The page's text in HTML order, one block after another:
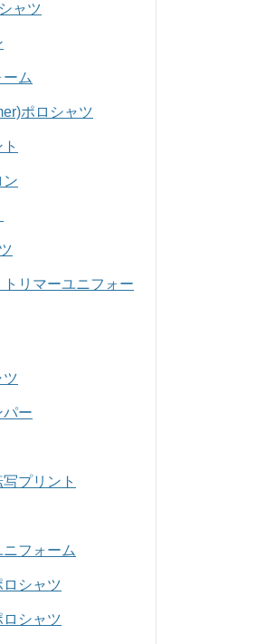
ャツ
ム
ポロシャツ
ン
トリマーユニフォー
ツ
パー
プリント
フォーム
シャツ
シャツ